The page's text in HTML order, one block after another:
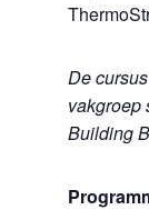
De
vakgroep
Building